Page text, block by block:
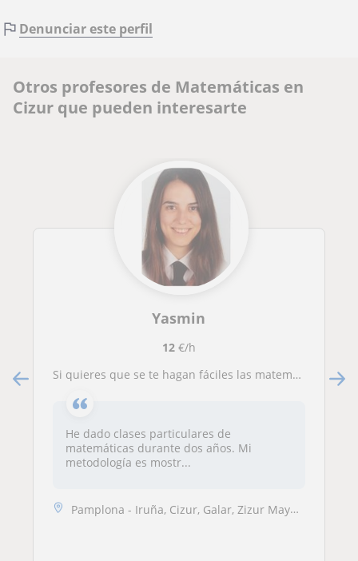
Denunciar este perfil
Otros profesores de Matemáticas en
Cizur que pueden interesarte
Yasmin
12€/h
Si quieres que se te hagan fáciles las matemáticas yo te ayudo. Aprobado asegurado.
He dado clases particulares de
matemáticas durante dos años. Mi
metodología es mostr...
Pamplona - Iruña, Cizur, Galar, Zizur Mayor - Zizur Nagusia